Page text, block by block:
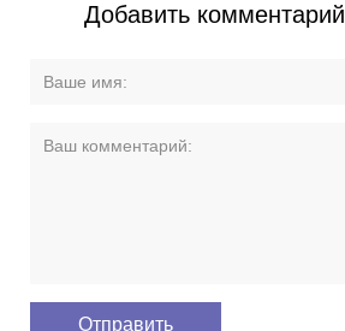
Добавить комментарий